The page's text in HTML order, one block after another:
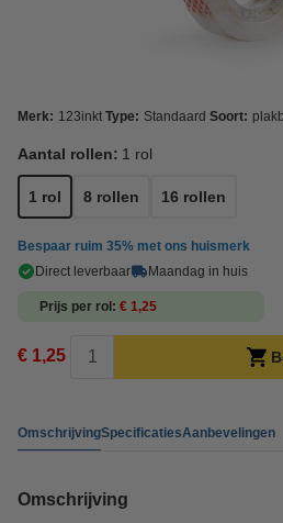
Merk: 123inkt Type: Standaard Soort:
Aantal rollen: 1 rol
1 rol 8 rollen 16 rollen
Bespaar ruim 35% met ons huismerk
Direct leverbaar
Maandag in huis
Prijs per rol € 1,25
€ 1,25
OmschrijvingSpecificatiesAanbevelingen
Omschrijving